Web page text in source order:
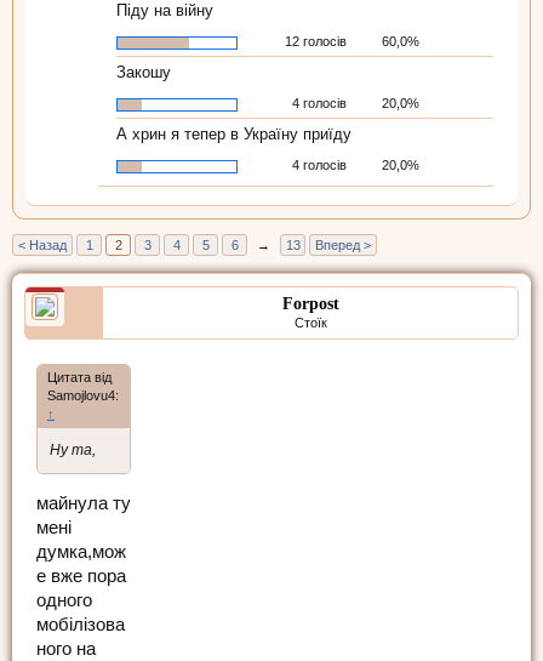
Піду на війну
12 голосів 60,0%
Закошу
4 голосів 20,0%
А хрин я тепер в Україну приїду
4 голосів 20,0%
< Назад 1 2 3 4 5 6 → 13 Вперед >
Forpost
Стоїк
Цитата від
Samojlovu4:
↑
Ну та,
майнула ту
мені
думка,мож
е вже пора
одного
мобілізова
ного на